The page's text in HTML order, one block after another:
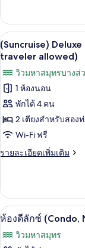
สวีท
(Pool
Villa,
No
single
traveler)
เกี่ยว
กับ
ห้อง
ซู
เรีย
สวี
ท
(Pool
Villa,
single
traveler)
เปิด
ภาพถ่าย
ทั้งหมด
ของ
(Suncruise)
Deluxe
Twin
Sunrise
View
(No
single
traveler
allowed)
1
(Suncruise)
traveler allowed)
วิวมหาสมุทรบางส่
1 ห้องนอน
พักได้ 4 คน
2 เตียงสำหรับสอง
Wi-Fi ฟรี
รายละเอียดเพิ่มเติม
ราย
เกี่ยว
กับ
(Suncruise)
Twin
เปิด
ภาพถ่าย
1
ห้องดีลักซ์ (Condo,
วิวมหาสมุทร